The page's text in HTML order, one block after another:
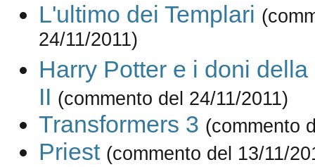
L'ultimo dei Templari
24/11/2011)
Harry Potter e i doni
II (commento del 24/11/2011)
Transformers 3 (commento
Priest (commento del 13/11/